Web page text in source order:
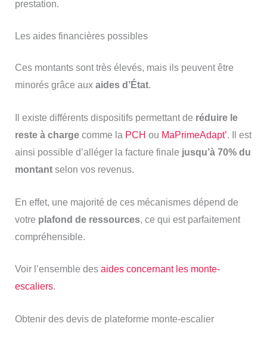
prestation.
Les aides financières possibles
Ces montants sont très élevés, mais ils peuvent être
minorés grâce aux aides d’État.
Il existe différents dispositifs permettant de réduire le
reste à chargecomme la PCH ou MaPrimeAdapt’. Il est
ainsi possible d’alléger la facture finale jusqu’à 70% du
montantselon vos revenus.
En effet, une majorité de ces mécanismes dépend de
votre plafond de ressources, ce qui est parfaitement
compréhensible.
Voir l’ensemble des aides concernant les monte-
escaliers.
Obtenir des devis de plateforme monte-escalier